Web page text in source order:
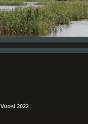
Vuosi 2022 |